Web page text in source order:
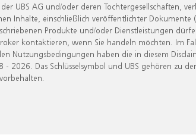
UBS AG und/oder deren Tochtergesellschaften,
Inhalte, einschließlich veröffentlichter Dokumente
Produkte und/oder Dienstleistungen
kontaktieren, wenn Sie handeln möchten. Im
Nutzungsbedingungen haben die in diesem
Das Schlüsselsymbol und UBS gehören zu